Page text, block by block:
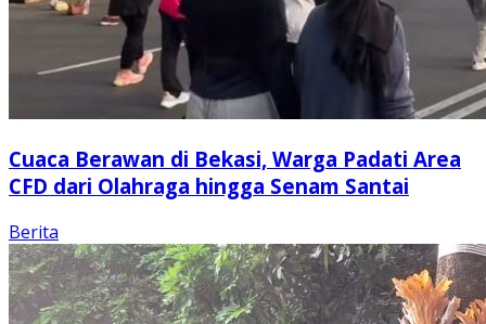
Cuaca Berawan di Bekasi, Warga Padati Area
CFD dari Olahraga hingga Senam Santai
Berita